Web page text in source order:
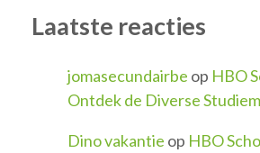
Laatste reacties
jomasecundairbe op HBO
Ontdek de Diverse
Dino vakantie op HBO